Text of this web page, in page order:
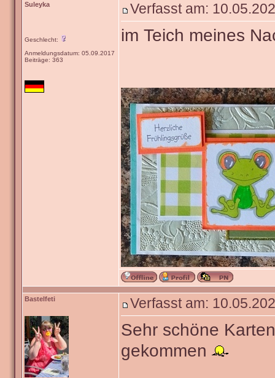
Suleyka
Geschlecht:
Anmeldungsdatum: 05.09.2017
Beiträge: 363
Verfasst am:
im Teich meines
Bastelfeti Verfasst am:
Sehr schöne
gekommen